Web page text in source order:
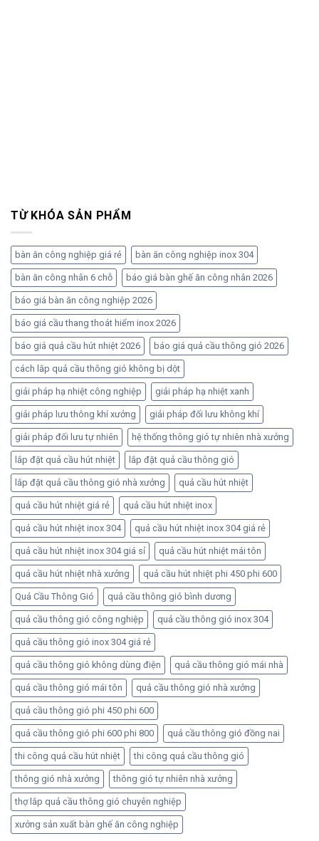
TỪ KHÓA SẢN PHẨM
bàn ăn công nghiệp giá rẻ bàn ăn công nghiệp inox 304
bàn ăn công nhân 6 chỗ báo giá bàn ghế ăn công nhân 2026
báo giá bàn ăn công nghiệp 2026
báo giá cầu thang thoát hiểm inox 2026
báo giá quả cầu hút nhiệt 2026 báo giá quả cầu thông gió 2026
cách lắp quả cầu thông gió không bị dột
giải pháp hạ nhiệt công nghiệp giải pháp hạ nhiệt xanh
giải pháp lưu thông khí xưởng giải pháp đối lưu không khí
giải pháp đối lưu tự nhiên hệ thống thông gió tự nhiên nhà xưởng
lắp đặt quả cầu hút nhiệt lắp đặt quả cầu thông gió
lắp đặt quả cầu thông gió nhà xưởng quả cầu hút nhiệt
quả cầu hút nhiệt giá rẻ quả cầu hút nhiệt inox
quả cầu hút nhiệt inox 304 quả cầu hút nhiệt inox 304 giá rẻ
quả cầu hút nhiệt inox 304 giá sỉ quả cầu hút nhiệt mái tôn
quả cầu hút nhiệt nhà xưởng quả cầu hút nhiệt phi 450 phi 600
Quả Cầu Thông Gió quả cầu thông gió bình dương
quả cầu thông gió công nghiệp quả cầu thông gió inox 304
quả cầu thông gió inox 304 giá rẻ
quả cầu thông gió không dùng điện quả cầu thông gió mái nhà
quả cầu thông gió mái tôn quả cầu thông gió nhà xưởng
quả cầu thông gió phi 450 phi 600
quả cầu thông gió phi 600 phi 800 quả cầu thông gió đồng nai
thi công quả cầu hút nhiệt thi công quả cầu thông gió
thông gió nhà xưởng thông gió tự nhiên nhà xưởng
thợ lắp quả cầu thông gió chuyên nghiệp
xưởng sản xuất bàn ghế ăn công nghiệp